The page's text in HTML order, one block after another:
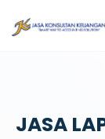
JASA